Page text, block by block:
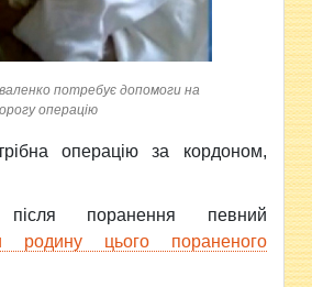
потребує допомоги на
операцію
операцію за кордоном,
після поранення певний
родину цього пораненого